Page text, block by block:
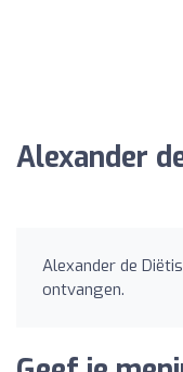
Alexander
Alexander de
ontvangen.